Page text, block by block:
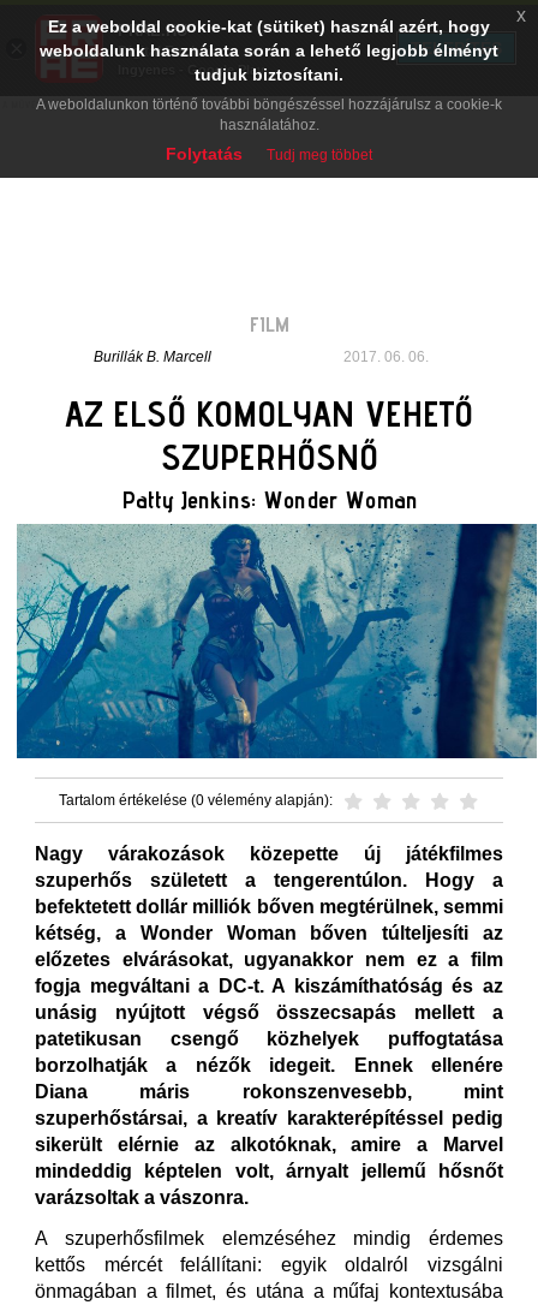
FILM
Burillák B. Marcell 2017. 06. 06.
AZ ELSŐ KOMOLYAN VEHETŐ
SZUPERHŐSNŐ
Patty Jenkins: Wonder Woman
Tartalom értékelése (0 vélemény alapján):
Nagy várakozások közepette új játékfilmes
szuperhős született a tengerentúlon. Hogy a
befektetett dollár milliók bőven megtérülnek, semmi
kétség, a Wonder Woman bőven túlteljesíti az
előzetes elvárásokat, ugyanakkor nem ez a film
fogja megváltani a DC-t. A kiszámíthatóság és az
unásig nyújtott végső összecsapás mellett a
patetikusan csengő közhelyek puffogtatása
borzolhatják a nézők idegeit. Ennek ellenére
Diana máris rokonszenvesebb, mint
szuperhőstársai, a kreatív karakterépítéssel pedig
sikerült elérnie az alkotóknak, amire a Marvel
mindeddig képtelen volt, árnyalt jellemű hősnőt
varázsoltak a vászonra.
A szuperhősfilmek elemzéséhez mindig érdemes
kettős mércét felállítani: egyik oldalról vizsgálni
önmagában a filmet, és utána a műfaj kontextusába
Ez a weboldal cookie-kat (sütiket) használ azért, hogy
weboldalunk használata során a lehető legjobb élményt
tudjuk biztosítani.
A weboldalunkon történő további böngészéssel hozzájárulsz a cookie-k
használatához.
Folytatás Tudj meg többet
x
PRAE.HU
Digital Evolution
Ingyenes - Google Play
TELEPÍTÉS